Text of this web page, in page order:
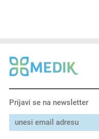
Prijavi se na newsletter